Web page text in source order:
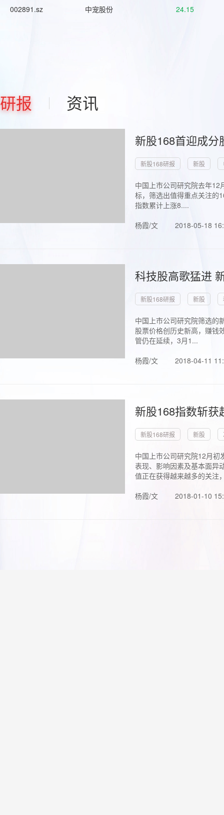
002891.sz 中宠股份 24.15
研报 资讯
新股168首迎成
新股168研报 新股
中国上市公司研究院去年
标，筛选出值得重点关注的
指数累计上涨8....
杨霞/文
2018-05-18
科技股高歌猛进
新股168研报 新股
中国上市公司研究院筛选的
股票价格创历史新高，赚钱
管仍在延续，3月1...
杨霞/文
2018-04-11
新股168指数斩
新股168研报 新股
中国上市公司研究院12月初
表现、影响因素及基本面异
值正在获得越来越多的关注
杨霞/文
2018-01-10